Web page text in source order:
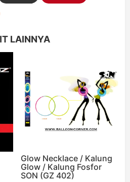
LAINNYA
Glow Necklace / Kalung
Glow / Kalung Fosfor
SON (GZ 402)